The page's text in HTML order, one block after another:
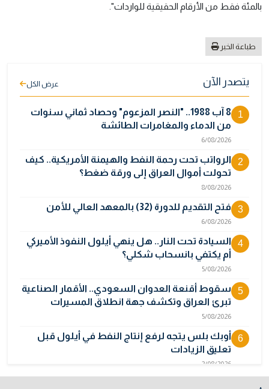
بالمئة فقط من الأرقام الحقيقية للواردات".
طباعة الخبر
يتصدر الآن عرض الكل
1
8 آب 1988.. "النصر المزعوم" وحصاد ثماني سنوات
من الدماء والمغامرات الطائشة
6/08/2026
2
الرواتب تحت رحمة النفط والهيمنة الأمريكية.. كيف
تحولت أموال العراق إلى ورقة ضغط؟
8/08/2026
3 فتح التقديم للدورة (32) بالمعهد العالي للأمن
6/08/2026
4
السيادة تحت النار.. هل ينهي أيلول النفوذ الأميركي
أم يكتفي بانسحاب شكلي؟
5/08/2026
5
سقوط أقنعة العدوان السعودي.. الأقمار الصناعية
تبرئ العراق وتكشف جهة انطلاق المسيرات
5/08/2026
6
أوبك بلس يتجه لرفع إنتاج النفط في أيلول قبل
تعليق الزيادات
2/08/2026